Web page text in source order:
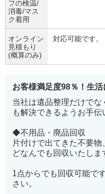
フの検温/
消毒/マス
ク着用
オンライン
見積もり
(概算のみ)
対応可能です。
お客様満足度98％！生
当社は遺品整理だけで
も解決できるようお手伝
◆不用品・廃品回収
片付けで出てきた不要
どなんでも回収いたしま
1点からでも回収可能で
さい。